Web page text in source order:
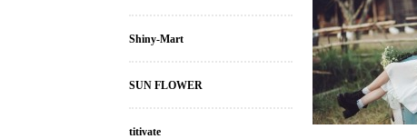
Shiny-Mart
SUN FLOWER
titivate